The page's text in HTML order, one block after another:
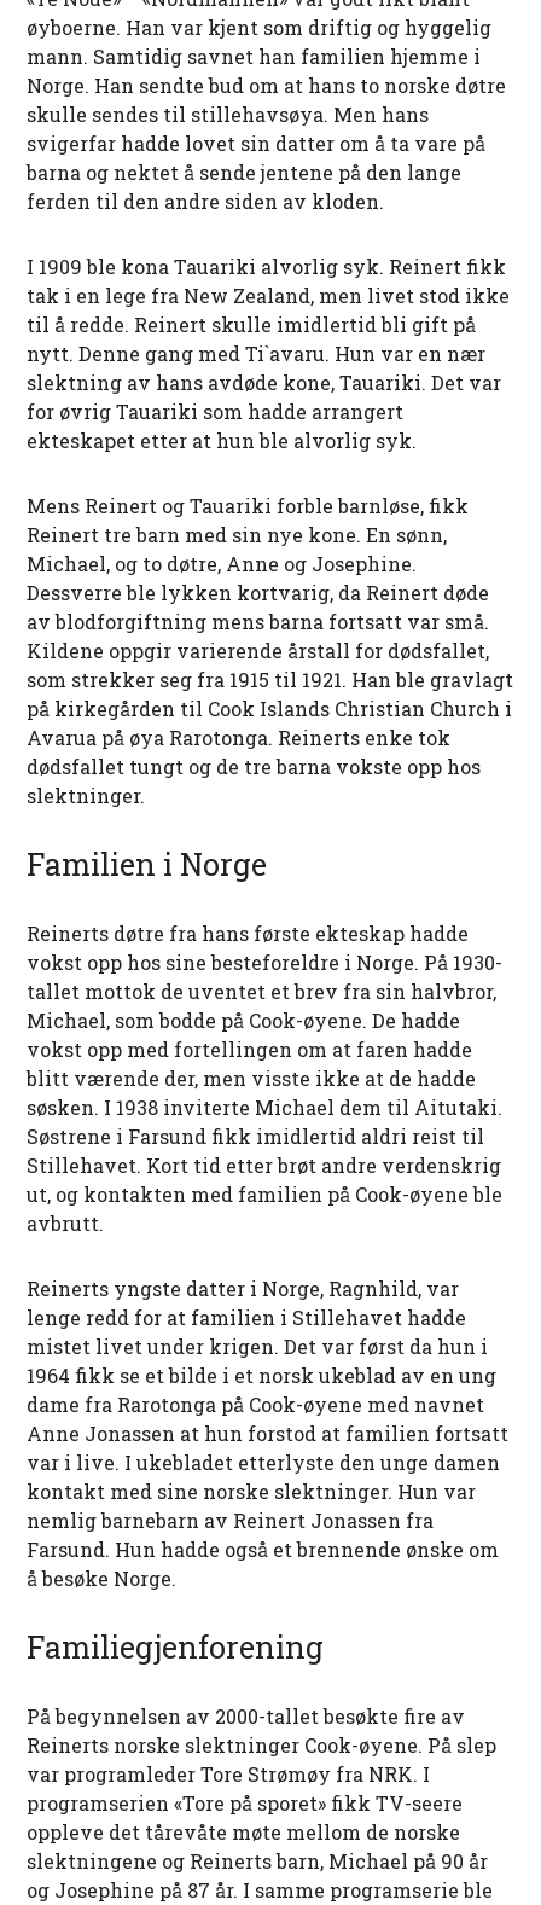
øyboerne. Han var kjent som driftig og hyggelig
mann. Samtidig savnet han familien hjemme i
Norge. Han sendte bud om at hans to norske døtre
skulle sendes til stillehavsøya. Men hans
svigerfar hadde lovet sin datter om å ta vare på
barna og nektet å sende jentene på den lange
ferden til den andre siden av kloden.
I 1909 ble kona Tauariki alvorlig syk. Reinert fikk
tak i en lege fra New Zealand, men livet stod ikke
til å redde. Reinert skulle imidlertid bli gift på
nytt. Denne gang med Ti`avaru. Hun var en nær
slektning av hans avdøde kone, Tauariki. Det var
for øvrig Tauariki som hadde arrangert
ekteskapet etter at hun ble alvorlig syk.
Mens Reinert og Tauariki forble barnløse, fikk
Reinert tre barn med sin nye kone. En sønn,
Michael, og to døtre, Anne og Josephine.
Dessverre ble lykken kortvarig, da Reinert døde
av blodforgiftning mens barna fortsatt var små.
Kildene oppgir varierende årstall for dødsfallet,
som strekker seg fra 1915 til 1921. Han ble gravlagt
på kirkegården til Cook Islands Christian Church i
Avarua på øya Rarotonga. Reinerts enke tok
dødsfallet tungt og de tre barna vokste opp hos
slektninger.
Familien i Norge
Reinerts døtre fra hans første ekteskap hadde
vokst opp hos sine besteforeldre i Norge. På 1930-
tallet mottok de uventet et brev fra sin halvbror,
Michael, som bodde på Cook-øyene. De hadde
vokst opp med fortellingen om at faren hadde
blitt værende der, men visste ikke at de hadde
søsken. I 1938 inviterte Michael dem til Aitutaki.
Søstrene i Farsund fikk imidlertid aldri reist til
Stillehavet. Kort tid etter brøt andre verdenskrig
ut, og kontakten med familien på Cook-øyene ble
avbrutt.
Reinerts yngste datter i Norge, Ragnhild, var
lenge redd for at familien i Stillehavet hadde
mistet livet under krigen. Det var først da hun i
1964 fikk se et bilde i et norsk ukeblad av en ung
dame fra Rarotonga på Cook-øyene med navnet
Anne Jonassen at hun forstod at familien fortsatt
var i live. I ukebladet etterlyste den unge damen
kontakt med sine norske slektninger. Hun var
nemlig barnebarn av Reinert Jonassen fra
Farsund. Hun hadde også et brennende ønske om
å besøke Norge.
Familiegjenforening
På begynnelsen av 2000-tallet besøkte fire av
Reinerts norske slektninger Cook-øyene. På slep
var programleder Tore Strømøy fra NRK. I
programserien «Tore på sporet» fikk TV-seere
oppleve det tårevåte møte mellom de norske
slektningene og Reinerts barn, Michael på 90 år
og Josephine på 87 år. I samme programserie ble